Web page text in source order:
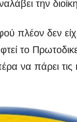
την
πλέον δεν
το
να πάρει τις